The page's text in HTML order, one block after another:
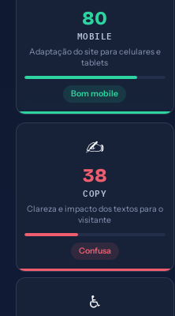
80
MOBILE
Adaptação do site para celulares e
tablets
Bom mobile
✍️
38
COPY
Clareza e impacto dos textos para o
visitante
Confusa
♿